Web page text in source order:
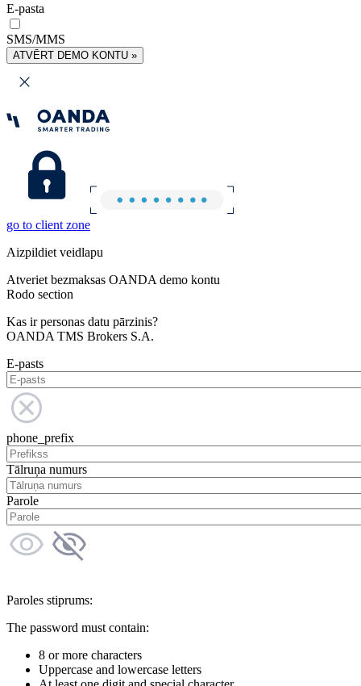
E-pasta
SMS/MMS
ATVĒRT DEMO KONTU »
go to client zone
Aizpildiet veidlapu
Atveriet bezmaksas OANDA demo kontu
Rodo section
Kas ir personas datu pārzinis?
OANDA TMS Brokers S.A.
E-pasts
phone_prefix
Tālruņa numurs
Parole
Paroles stiprums:
The password must contain:
8 or more characters
Uppercase and lowercase letters